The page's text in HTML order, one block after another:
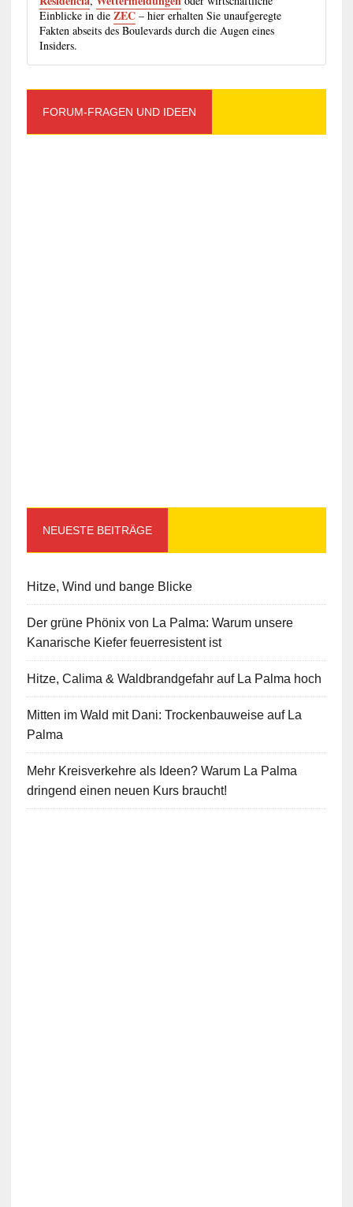
Einblicke in dieZEC– hier erhalten Sie unaufgeregte
Fakten abseits des Boulevards durch die Augen eines
Insiders.
FORUM-FRAGEN UND IDEEN
NEUESTE BEITRÄGE
Hitze, Wind und bange Blicke
Der grüne Phönix von La Palma: Warum unsere
Kanarische Kiefer feuerresistent ist
Hitze, Calima & Waldbrandgefahr auf La Palma hoch
Mitten im Wald mit Dani: Trockenbauweise auf La
Palma
Mehr Kreisverkehre als Ideen? Warum La Palma
dringend einen neuen Kurs braucht!